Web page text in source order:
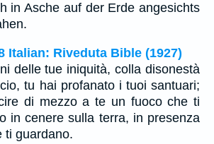
in Asche auf der Erde angesichts
Italian: Riveduta Bible (1927)
delle tue iniquità, colla disonestà
tu hai profanato i tuoi santuari;
di mezzo a te un fuoco che ti
in cenere sulla terra, in presenza
ti guardano.